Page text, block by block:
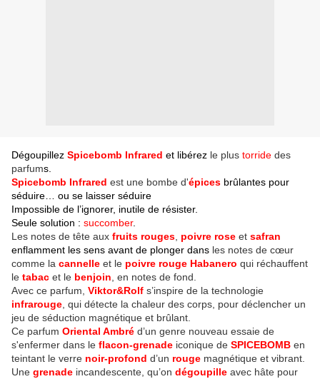
Dégoupillez Spicebomb Infrared et libérez le plus torride des
parfums.
Spicebomb Infrared est une bombe d'épices brûlantes pour
séduire… ou se laisser séduire
Impossible de l’ignorer, inutile de résister.
Seule solution : succomber.
Les notes de tête aux fruits rouges poivre rose et safran
enflamment les sens avant de plonger dans les notes de cœur
comme la cannelle et le poivre rouge Habanero qui réchauffent
le tabac et le benjoin , en notes de fond.
Avec ce parfum, Viktor&Rolf s’inspire de la technologie
infrarouge , qui détecte la chaleur des corps, pour déclencher un
jeu de séduction magnétique et brûlant.
Ce parfum Oriental Ambré d’un genre nouveau essaie de
s'enfermer dans le flacon-grenade iconique de SPICEBOMB en
teintant le verre noir-profond d’un rouge magnétique et vibrant.
Une grenade incandescente, qu’on dégoupille avec hâte pour